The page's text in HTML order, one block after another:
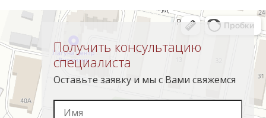
Получить консультацию
специалиста
Оставьте заявку и мы с Вами свяжемся